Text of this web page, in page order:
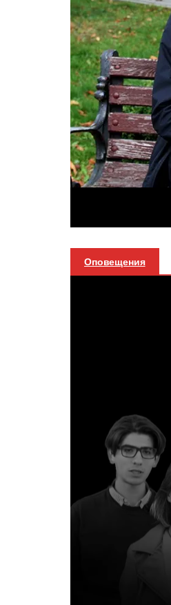
Оповещения